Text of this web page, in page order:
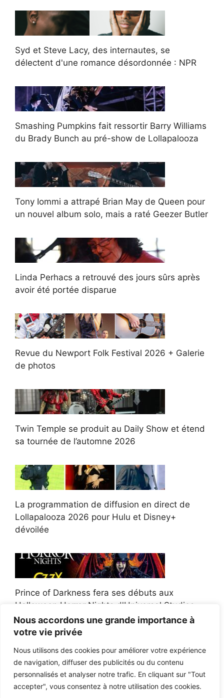
Nous accordons une grande importance à
votre vie privée
Nous utilisons des cookies pour améliorer votre expérience
de navigation, diffuser des publicités ou du contenu
personnalisés et analyser notre trafic. En cliquant sur "Tout
accepter", vous consentez à notre utilisation des cookies.
Syd et Steve Lacy, des internautes, se
délectent d'une romance désordonnée : NPR
Smashing Pumpkins fait ressortir Barry Williams
du Brady Bunch au pré-show de Lollapalooza
Tony Iommi a attrapé Brian May de Queen pour
un nouvel album solo, mais a raté Geezer Butler
Linda Perhacs a retrouvé des jours sûrs après
avoir été portée disparue
Revue du Newport Folk Festival 2026 + Galerie
de photos
Twin Temple se produit au Daily Show et étend
sa tournée de l’automne 2026
La programmation de diffusion en direct de
Lollapalooza 2026 pour Hulu et Disney+
dévoilée
Prince of Darkness fera ses débuts aux
Halloween Horror Nights d'Universal Studios
Afroman poursuit un policier de l'Ohio après la
victoire du jury en diffamation